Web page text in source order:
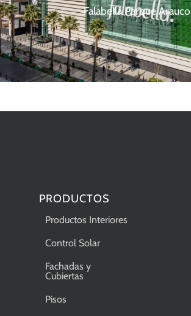
Falabella Parque Arauco
PRODUCTOS
Productos Interiores
Control Solar
Fachadas y
Cubiertas
Pisos